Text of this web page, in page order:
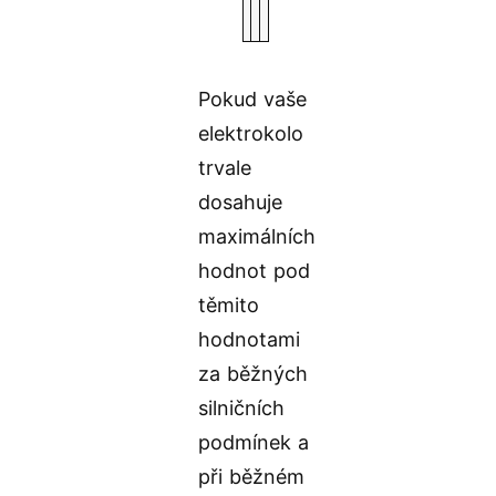
Pokud vaše
elektrokolo
trvale
dosahuje
maximálních
hodnot pod
těmito
hodnotami
za běžných
silničních
podmínek a
při běžném